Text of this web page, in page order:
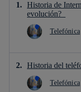
Historia de
evolución?
Telefónica
Historia del
Telefónica